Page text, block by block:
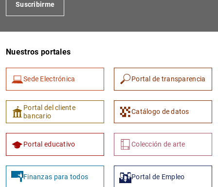
Suscribirme
Nuestros portales
Sede Electrónica Portal de transparencia
Portal del cliente
bancario
Catálogo de datos
Portal educativo Colección de arte
Finanzas para todos Portal de Empleo